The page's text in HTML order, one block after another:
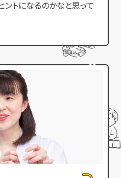
トになるのかなと思って